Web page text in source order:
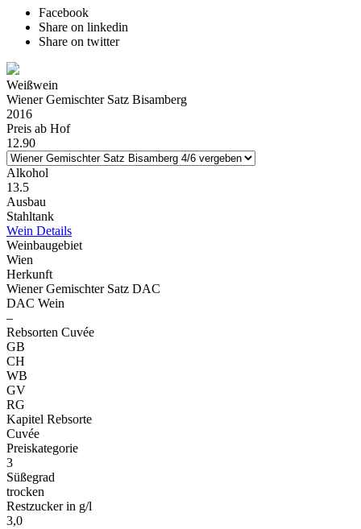
Facebook
Share on linkedin
Share on twitter
Weißwein
Wiener Gemischter Satz Bisamberg
2016
Preis ab Hof
12.90
Alkohol
13.5
Ausbau
Stahltank
Wein Details
Weinbaugebiet
Wien
Herkunft
Wiener Gemischter Satz DAC
DAC Wein
–
Rebsorten Cuvée
GB
CH
WB
GV
RG
Kapitel Rebsorte
Cuvée
Preiskategorie
3
Süßegrad
trocken
Restzucker in g/l
3,0